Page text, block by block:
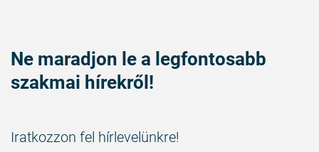
Ne maradjon le a legfontosabb
szakmai hírekről!
Iratkozzon fel hírlevelünkre!